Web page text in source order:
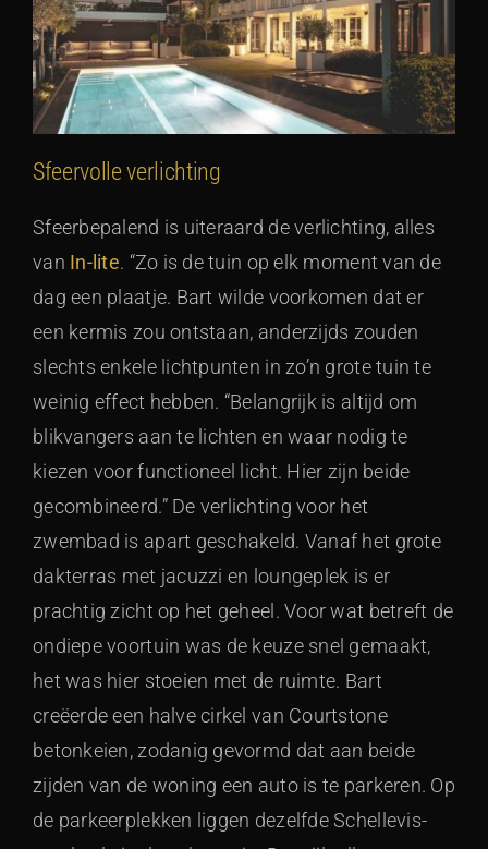
Sfeervolle verlichting
Sfeerbepalend is uiteraard de verlichting, alles
van In-lite. “Zo is de tuin op elk moment van de
dag een plaatje. Bart wilde voorkomen dat er
een kermis zou ontstaan, anderzijds zouden
slechts enkele lichtpunten in zo’n grote tuin te
weinig effect hebben. “Belangrijk is altijd om
blikvangers aan te lichten en waar nodig te
kiezen voor functioneel licht. Hier zijn beide
gecombineerd.” De verlichting voor het
zwembad is apart geschakeld. Vanaf het grote
dakterras met jacuzzi en loungeplek is er
prachtig zicht op het geheel. Voor wat betreft de
ondiepe voortuin was de keuze snel gemaakt,
het was hier stoeien met de ruimte. Bart
creëerde een halve cirkel van Courtstone
betonkeien, zodanig gevormd dat aan beide
zijden van de woning een auto is te parkeren. Op
de parkeerplekken liggen dezelfde Schellevis-